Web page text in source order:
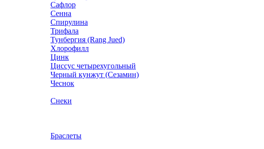
Сафлор
Сенна
Спирулина
Трифала
Тунбергия (Rang Jued)
Хлорофилл
Цинк
Циссус четырехугольный
Черный кунжут (Сезамин)
Чеснок
Снеки
Браслеты